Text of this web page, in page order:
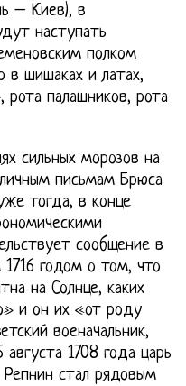
– Киев), в
наступать
полком
в шишаках и латах,
палашников, рота
сильных морозов на
письмам Брюса
тогда, в конце
сообщение в
годом о том, что
на Солнце, каких
и он их «от роду
военачальник,
августа 1708 года царь
Репнин стал рядовым